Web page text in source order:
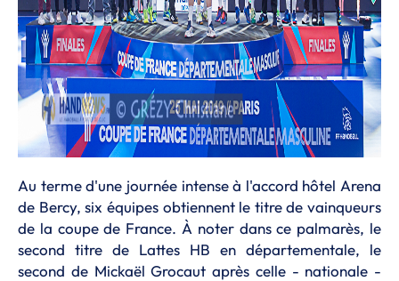
Au terme d'une journée intense à l'accord hôtel Arena
de Bercy, six équipes obtiennent le titre de vainqueurs
de la coupe de France. À noter dans ce palmarès, le
second titre de Lattes HB en départementale, le
second de Mickaël Grocaut après celle - nationale -